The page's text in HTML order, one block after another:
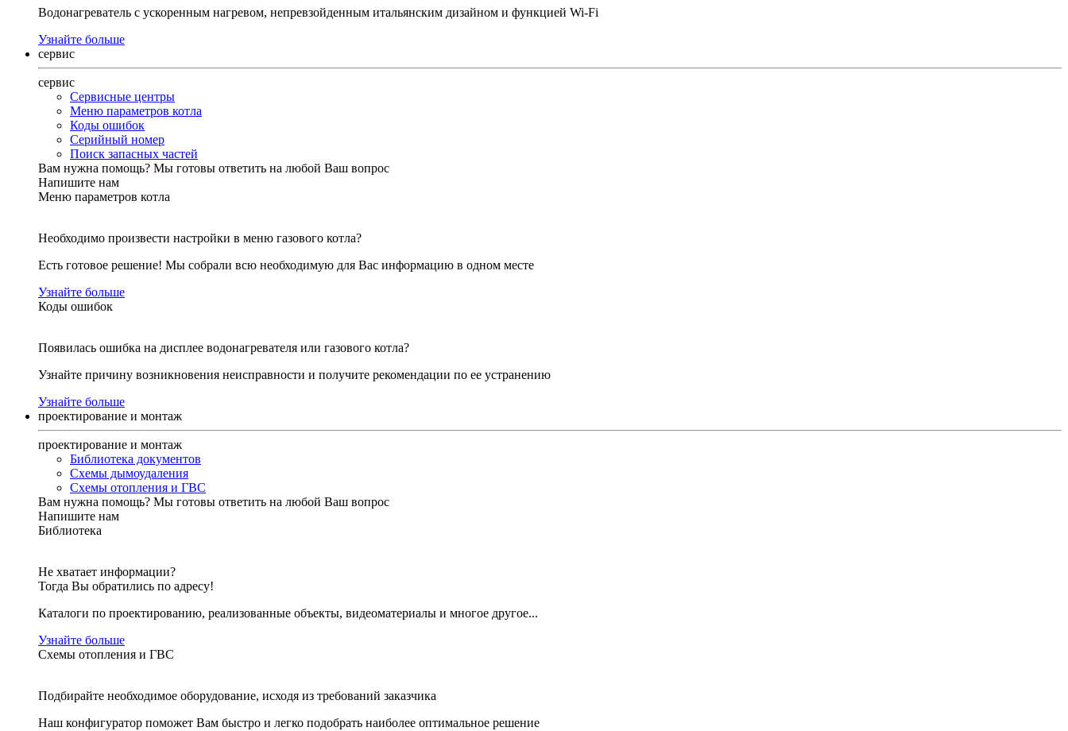
Водонагреватель с ускоренным нагревом, непревзойденным итальянским дизайном и функцией Wi-Fi
Узнайте больше
сервис
сервис
Сервисные центры
Меню параметров котла
Коды ошибок
Серийный номер
Поиск запасных частей
Вам нужна помощь? Мы готовы ответить на любой Ваш вопрос
Напишите нам
Меню параметров котла
Необходимо произвести настройки в меню газового котла?
Есть готовое решение! Мы собрали всю необходимую для Вас информацию в одном месте
Узнайте больше
Коды ошибок
Появилась ошибка на дисплее водонагревателя или газового котла?
Узнайте причину возникновения неисправности и получите рекомендации по ее устранению
Узнайте больше
проектирование и монтаж
проектирование и монтаж
Библиотека документов
Схемы дымоудаления
Схемы отопления и ГВС
Вам нужна помощь? Мы готовы ответить на любой Ваш вопрос
Напишите нам
Библиотека
Не хватает информации?
Тогда Вы обратились по адресу!
Каталоги по проектированию, реализованные объекты, видеоматериалы и многое другое...
Узнайте больше
Схемы отопления и ГВС
Подбирайте необходимое оборудование, исходя из требований заказчика
Наш конфигуратор поможет Вам быстро и легко подобрать наиболее оптимальное решение